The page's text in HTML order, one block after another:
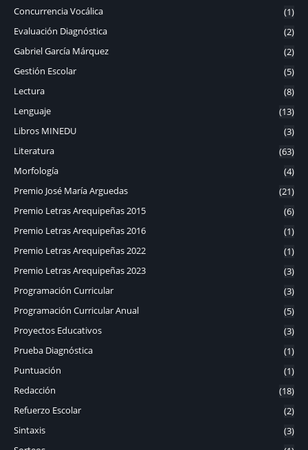
Concurrencia Vocálica
(1)
Evaluación Diagnóstica
(2)
Gabriel García Márquez
(2)
Gestión Escolar
(5)
Lectura
(8)
Lenguaje
(13)
Libros MINEDU
(3)
Literatura
(63)
Morfología
(4)
Premio José María Arguedas
(21)
Premio Letras Arequipeñas 2015
(6)
Premio Letras Arequipeñas 2016
(1)
Premio Letras Arequipeñas 2022
(1)
Premio Letras Arequipeñas 2023
(3)
Programación Curricular
(3)
Programación Curricular Anual
(5)
Proyectos Educativos
(3)
Prueba Diagnóstica
(1)
Puntuación
(1)
Redacción
(18)
Refuerzo Escolar
(2)
Sintaxis
(3)